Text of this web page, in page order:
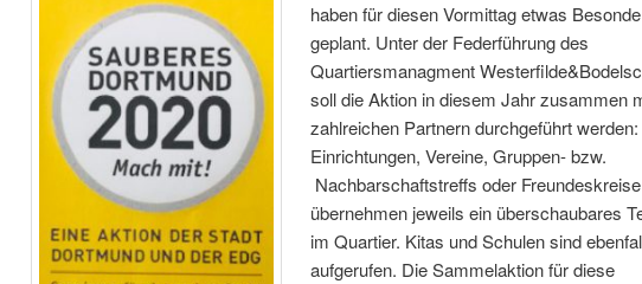
haben für diesen Vormittag etwas
geplant. Unter der Federführung des
Quartiersmanagment
soll die Aktion in diesem Jahr zusammen
zahlreichen Partnern durchgeführt werden:
Einrichtungen, Vereine, Gruppen- bzw.
Nachbarschaftstreffs oder Freundeskreise
übernehmen jeweils ein überschaubares
im Quartier. Kitas und Schulen sind
aufgerufen. Die Sammelaktion für diese